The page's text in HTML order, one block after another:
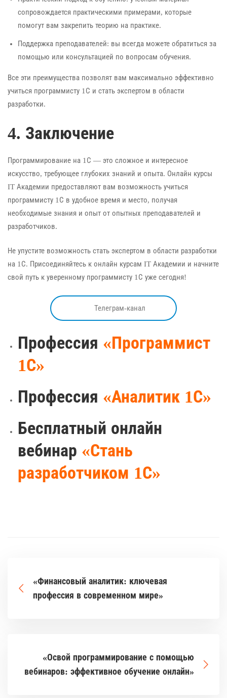
сопровождается практическими примерами, которые
помогут вам закрепить теорию на практике.
Поддержка преподавателей: вы всегда можете обратиться за
помощью или консультацией по вопросам обучения.
Все эти преимущества позволят вам максимально эффективно
учиться программисту 1С и стать экспертом в области
разработки.
4. Заключение
Программирование на 1С — это сложное и интересное
искусство, требующее глубоких знаний и опыта. Онлайн курсы
IT Академии предоставляют вам возможность учиться
программисту 1С в удобное время и место, получая
необходимые знания и опыт от опытных преподавателей и
разработчиков.
Не упустите возможность стать экспертом в области разработки
на 1С. Присоединяйтесь к онлайн курсам IT Академии и начните
свой путь к уверенному программисту 1С уже сегодня!
Телеграм-канал
Профессия «Программист
1С»
Профессия «Аналитик 1С»
Бесплатный онлайн
вебинар «Стань
разработчиком 1С»
«Финансовый аналитик: ключевая
профессия в современном мире»
«Освой программирование с помощью
вебинаров: эффективное обучение онлайн»